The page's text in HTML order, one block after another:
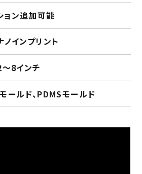
トタイプ
ョン追加可能
インプリント
8インチ
ールド、PDMSモールド